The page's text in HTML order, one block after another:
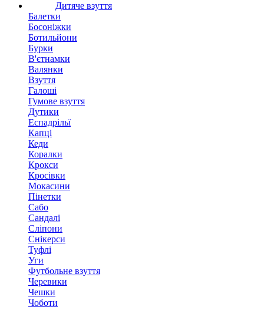
Дитяче взуття
Балетки
Босоніжки
Ботильйони
Бурки
В'єтнамки
Валянки
Взуття
Галоші
Гумове взуття
Дутики
Еспадрільї
Капці
Кеди
Коралки
Крокси
Кросівки
Мокасини
Пінетки
Сабо
Сандалі
Сліпони
Снікерси
Туфлі
Уги
Футбольне взуття
Черевики
Чешки
Чоботи